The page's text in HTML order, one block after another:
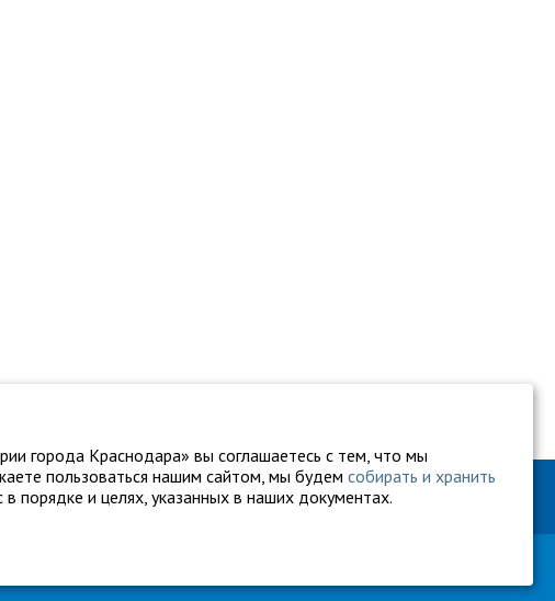
861 260-27-94 gukkvu42@kubanvet.ru
города Краснодара» вы соглашаетесь с тем, что мы
пользоваться нашим сайтом, мы будем собирать и хранить
порядке и целях, указанных в наших документах.